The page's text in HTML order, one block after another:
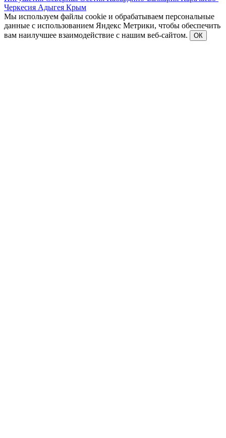
Черкесия Адыгея Крым
Мы используем файлы cookie и обрабатываем персональные
данные с использованием Яндекс Метрики, чтобы обеспечить
вам наилучшее взаимодействие с нашим веб-сайтом.
ОК